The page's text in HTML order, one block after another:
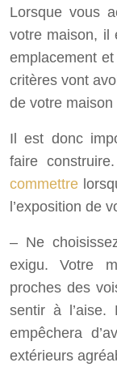
Lorsque vous
votre maison, il
emplacement
critères vont
de votre
Il est donc
faire
commettre
l’exposition de
– Ne
exigu. Votre
proches des
sentir à
empêchera
extérieurs